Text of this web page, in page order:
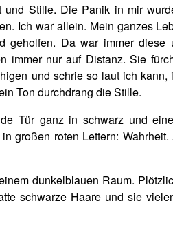
Stille. Die Panik in mir
Ich war allein. Mein ganzes
Da war immer diese
immer nur auf Distanz. Sie
und schrie so laut ich kann,
Ton durchdrang die Stille.
Tür ganz in schwarz und
großen roten Lettern:
dunkelblauen Raum.
schwarze Haare und sie